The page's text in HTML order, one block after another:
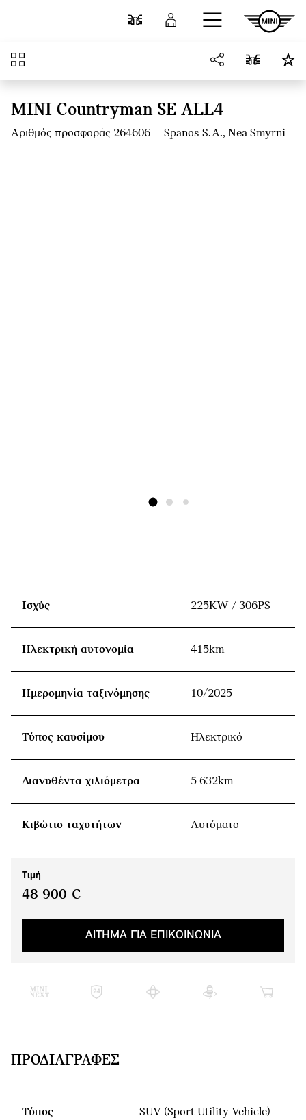
Μετάβαση στο κύριο περιεχόμενο
Σύγκριση Σύνδεση
Επισκόπηση
MINI Countryman SE ALL4
Αριθμός προσφοράς 264606 Spanos S.A., Nea Smyrni
Ισχύς 225KW / 306PS
Ηλεκτρική αυτονομία 415km
Ημερομηνία ταξινόμησης 10/2025
Τύπος καυσίμου Ηλεκτρικό
Διανυθέντα χιλιόμετρα 5 632km
Κιβώτιο ταχυτήτων Αυτόματο
Τιμή
48 900 €
ΑΙΤΗΜΑ ΓΙΑ ΕΠΙΚΟΙΝΩΝΙΑ
ΠΡΟΔΙΑΓΡΑΦΈΣ
Τύπος
SUV (Sport Utility Vehicle)